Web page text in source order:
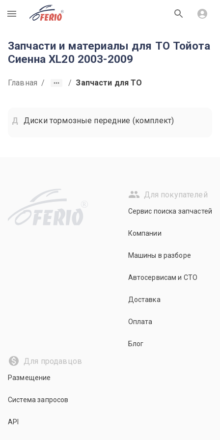
R
Запчасти и материалы для ТО Тойота
Cиенна XL20 2003-2009
Главная / / Запчасти для ТО
Диски тормозные передние (комплект)
R
Для покупателей
Сервис поиска запчастей
Компании
Машины в разборе
Автосервисам и СТО
Доставка
Оплата
Блог
Для продавцов
Размещение
Система запросов
API